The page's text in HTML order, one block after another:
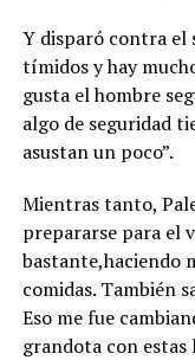
Y disparó contra el
tímidos y hay
gusta el hombre
algo de seguridad
asustan un poco”.
Mientras tanto,
prepararse para el
bastante,haciendo
comidas. También
Eso me fue
grandota con estas